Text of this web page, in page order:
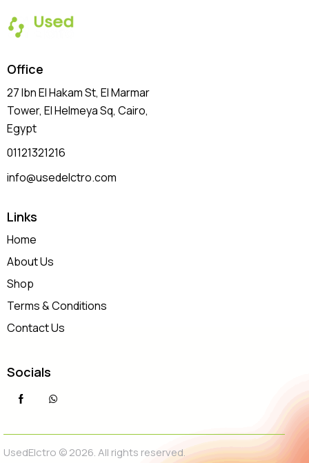
Office
27 Ibn El Hakam St, El Marmar
Tower, El Helmeya Sq, Cairo,
Egypt
01121321216
info@usedelctro.com
Links
Home
About Us
Shop
Terms & Conditions
Contact Us
Socials
UsedElctro © 2026. All rights reserved.